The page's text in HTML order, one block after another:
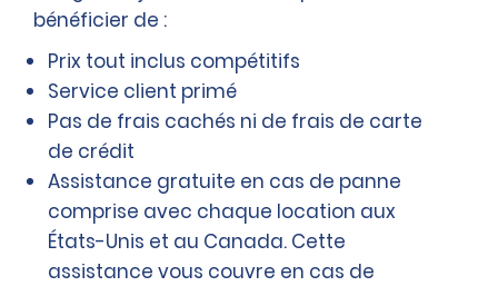
bénéficier de :
Prix tout inclus compétitifs
Service client primé
Pas de frais cachés ni de frais de carte
de crédit
Assistance gratuite en cas de panne
comprise avec chaque location aux
États-Unis et au Canada. Cette
assistance vous couvre en cas de